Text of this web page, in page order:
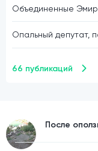
Объединенные
Опальный депутат,
Марата Асланова.
66 публикаций
После